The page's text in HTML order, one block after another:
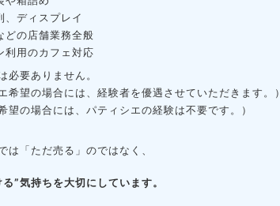
、ディスプレイ
どの店舗業務全般
利用のカフェ対応
必要ありません。
希望の場合には、経験者を優遇させていただきます。）
望の場合には、パティシエの経験は不要です。）
は「ただ売る」のではなく、
”気持ちを大切にしています。